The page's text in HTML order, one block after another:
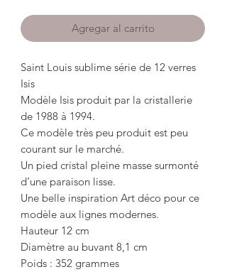
Agregar al carrito
Saint Louis sublime série de 12 verres
Isis
Modèle Isis produit par la cristallerie
de 1988 à 1994.
Ce modèle très peu produit est peu
courant sur le marché.
Un pied cristal pleine masse surmonté
d’une paraison lisse.
Une belle inspiration Art déco pour ce
modèle aux lignes modernes.
Hauteur 12 cm
Diamètre au buvant 8,1 cm
Poids : 352 grammes